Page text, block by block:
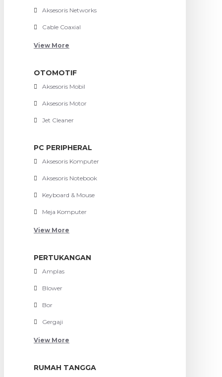
Aksesoris Networks
Cable Coaxial
View More
OTOMOTIF
Aksesoris Mobil
Aksesoris Motor
Jet Cleaner
PC PERIPHERAL
Aksesoris Komputer
Aksesoris Notebook
Keyboard & Mouse
Meja Komputer
View More
PERTUKANGAN
Amplas
Blower
Bor
Gergaji
View More
RUMAH TANGGA